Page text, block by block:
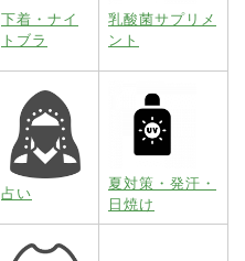
下着・ナイ
トブラ
乳酸菌サプリメ
ント
占い
夏対策・発汗・
日焼け